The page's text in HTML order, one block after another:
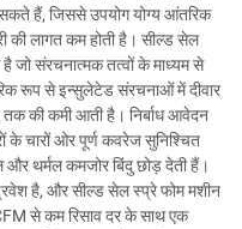
हैं, जिससे उपयोग योग्य आंतरिक
की लागत कम होती है। सील्ड सेल
जो संरचनात्मक तत्वों के माध्यम से
रूप से इन्सुलेटेड संरचनाओं में दीवार
की कमी आती है। निर्बाध आवेदन
के चारों ओर पूर्ण कवरेज सुनिश्चित
और थर्मल कमजोर बिंदु छोड़ देती हैं।
है, और सील्ड सेल स्प्रे फोम मशीन
से कम रिसाव दर के साथ एक